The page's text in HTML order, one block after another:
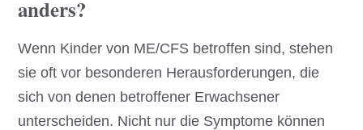
anders?
Wenn Kinder von ME/CFS betroffen sind, stehen
sie oft vor besonderen Herausforderungen, die
sich von denen betroffener Erwachsener
unterscheiden. Nicht nur die Symptome können